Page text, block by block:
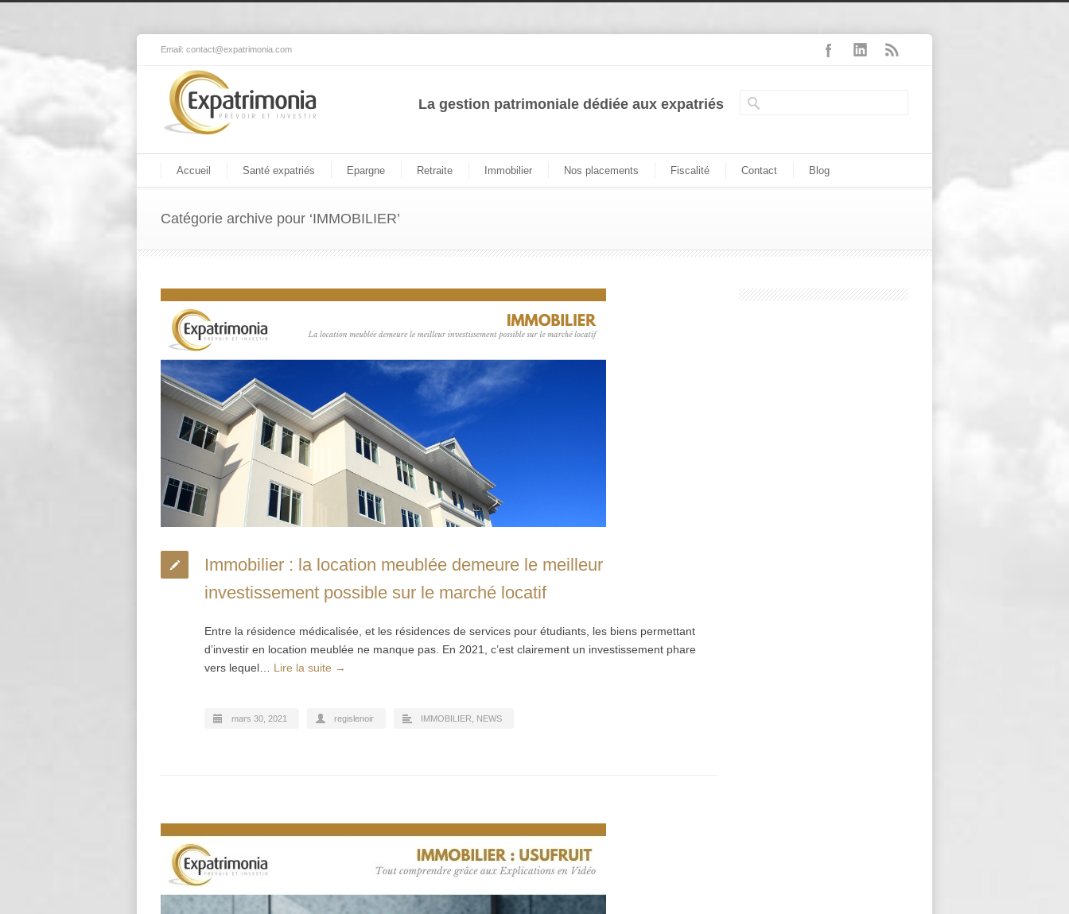
Email: contact@expatrimonia.com
La gestion patrimoniale dédiée aux expatriés
Accueil Santé expatriés Epargne Retraite Immobilier Nos placements Fiscalité Contact Blog
Catégorie archive pour ‘IMMOBILIER’
Immobilier : la location meublée demeure le meilleur
investissement possible sur le marché locatif
Entre la résidence médicalisée, et les résidences de services pour étudiants, les biens permettant
d’investir en location meublée ne manque pas. En 2021, c’est clairement un investissement phare
vers lequel… Lire la suite →
mars 30, 2021 regislenoir IMMOBILIER NEWS